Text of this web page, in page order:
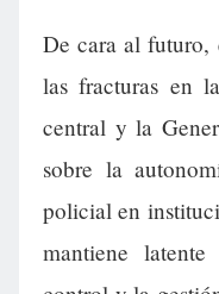
De cara al futuro,
las fracturas en
central y la
sobre la
policial en
mantiene